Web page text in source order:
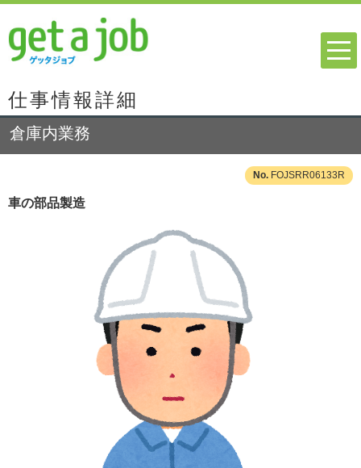
仕事情報詳細
倉庫内業務
FOJSRR06133R
車の部品製造